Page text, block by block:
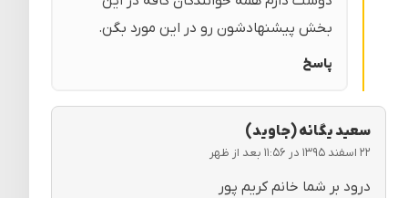
بخش پیشنهادشون رو در این مورد بگن.
پاسخ
سعید یگانه (جاوید)
۲۲ اسفند ۱۳۹۵ در ۱۱:۵۶ بعد از ظهر
درود بر شما خانم کریم پور